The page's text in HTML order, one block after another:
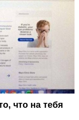
что на тебя